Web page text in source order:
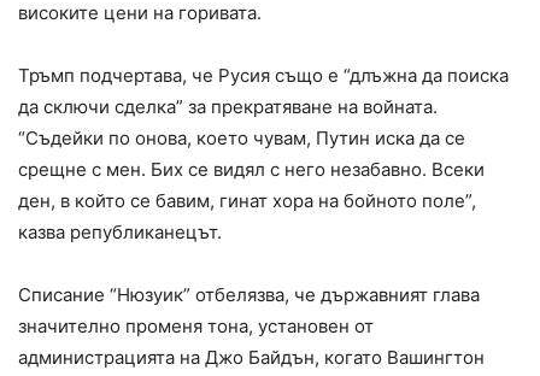
високите цени на горивата.
Тръмп подчертава, че Русия също е “длъжна да поиска
да сключи сделка” за прекратяване на войната.
“Съдейки по онова, което чувам, Путин иска да се
срещне с мен. Бих се видял с него незабавно. Всеки
ден, в който се бавим, гинат хора на бойното поле”,
казва републиканецът.
Списание “Нюзуик” отбелязва, че държавният глава
значително променя тона, установен от
администрацията на Джо Байдън, когато Вашингтон